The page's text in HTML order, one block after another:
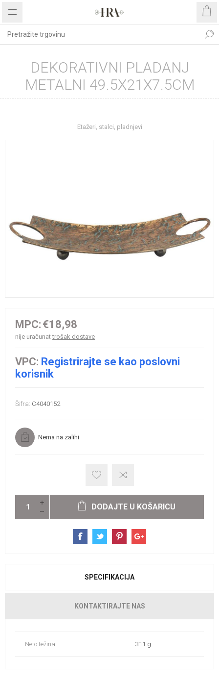
DEKORATIVNI PLADANJ
METALNI 49.5X21X7.5CM
Etažeri, stalci, pladnjevi
MPC: €18,98
nije uračunattrošak dostave
VPC: Registrirajte se kao poslovni
korisnik
Šifra: C4040152
Nema na zalihi
DODAJTE U KOŠARICU
SPECIFIKACIJA
KONTAKTIRAJTE NAS
Neto težina 311 g